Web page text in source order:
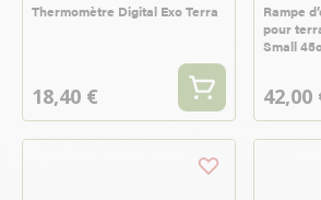
Thermomètre Digital Exo Terra
18,40 €
Rampe
pour
Small
42,00